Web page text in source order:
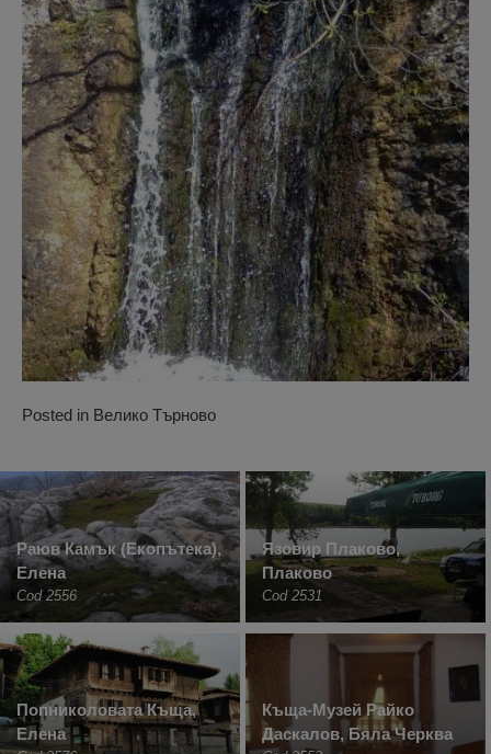
Posted in Велико Търново
Раюв Камък (Екопътека),
Елена
Cod 2556
Язовир Плаково,
Плаково
Cod 2531
Попниколовата Къща,
Елена
Къща-Музей Райко
Даскалов, Бяла Черква